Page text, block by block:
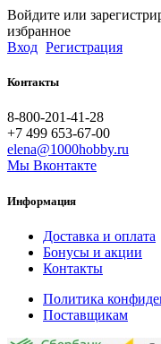
Войдите или
избранное
Вход Регистрация
Контакты
8-800-201-41-28
+7 499 653-67-00
elena@1000hobby.ru
Мы Вконтакте
Информация
Доставка и оплата
Бонусы и акции
Контакты
Политика
Поставщикам